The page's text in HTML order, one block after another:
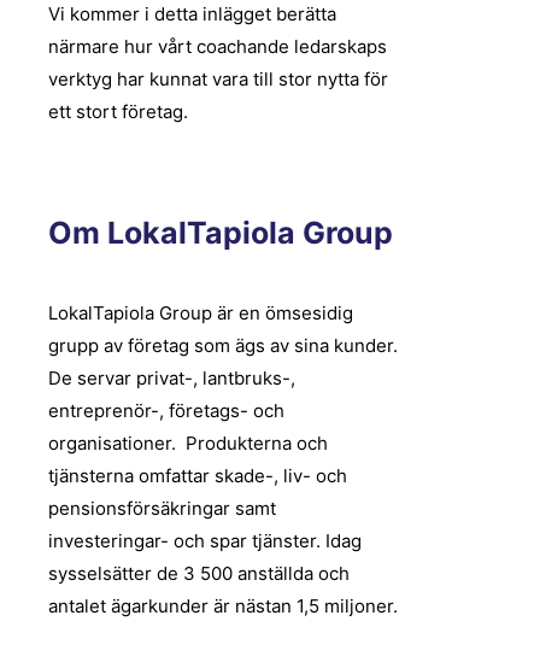
Vi kommer i detta inlägget berätta
närmare hur vårt coachande ledarskaps
verktyg har kunnat vara till stor nytta för
ett stort företag.
Om LokalTapiola Group
LokalTapiola Group är en ömsesidig
grupp av företag som ägs av sina kunder.
De servar privat-, lantbruks-,
entreprenör-, företags- och
organisationer. Produkterna och
tjänsterna omfattar skade-, liv- och
pensionsförsäkringar samt
investeringar- och spar tjänster. Idag
sysselsätter de 3 500 anställda och
antalet ägarkunder är nästan 1,5 miljoner.